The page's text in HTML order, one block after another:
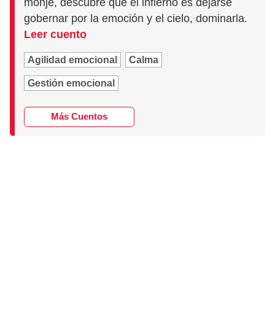
monje, descubre que el infierno es dejarse
gobernar por la emoción y el cielo, dominarla.
Leer cuento
Agilidad emocional Calma
Gestión emocional
Más Cuentos